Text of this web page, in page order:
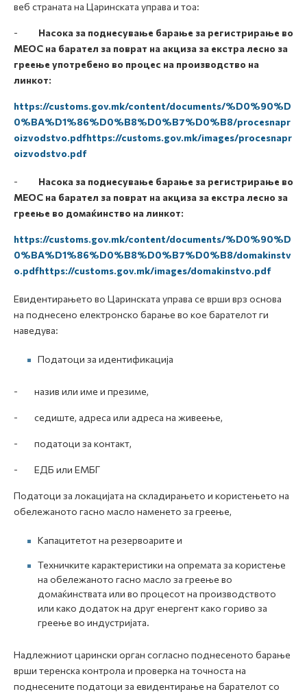
веб страната на Царинската управа и тоа:
- Насокa за поднесување барање за регистрирање во
МЕОС на барател за поврат на акциза за екстра лесно за
греење употребено во процес на производство на
линкот:
https://customs.gov.mk/content/documents/%D0%90%D
0%BA%D1%86%D0%B8%D0%B7%D0%B8/procesnapr
oizvodstvo.pdfhttps://customs.gov.mk/images/procesnapr
oizvodstvo.pdf
- Насока за поднесување барање за регистрирање во
МЕОС на барател за поврат на акциза за екстра лесно за
греење во домаќинство на линкот:
https://customs.gov.mk/content/documents/%D0%90%D
0%BA%D1%86%D0%B8%D0%B7%D0%B8/domakinstv
o.pdfhttps://customs.gov.mk/images/domakinstvo.pdf
Евидентирањето во Царинската управа се врши врз основа
на поднесено електронско барање во кое барателот ги
наведува:
Податоци за идентификација
- назив или име и презиме,
- седиште, адреса или адреса на живеење,
- податоци за контакт,
- ЕДБ или ЕМБГ
Податоци за локацијата на складирањето и користењето на
обележаното гасно масло наменето за греење,
Капацитетот на резервоарите и
Техничките карактеристики на опремата за користење
на обележаното гасно масло за греење во
домаќинствата или во процесот на производството
или како додаток на друг енергент како гориво за
греење во индустријата.
Надлежниот царински орган согласно поднесеното барање
врши теренска контрола и проверка на точноста на
поднесените податоци за евидентирање на барателот со